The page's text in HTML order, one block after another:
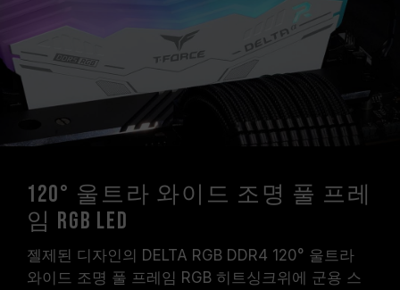
120° 울트라 와이드 조명 풀 프레
임 RGB LED
젤제된 디자인의 DELTA RGB DDR4 120° 울트라
와이드 조명 풀 프레임 RGB 히트싱크위에 군용 스